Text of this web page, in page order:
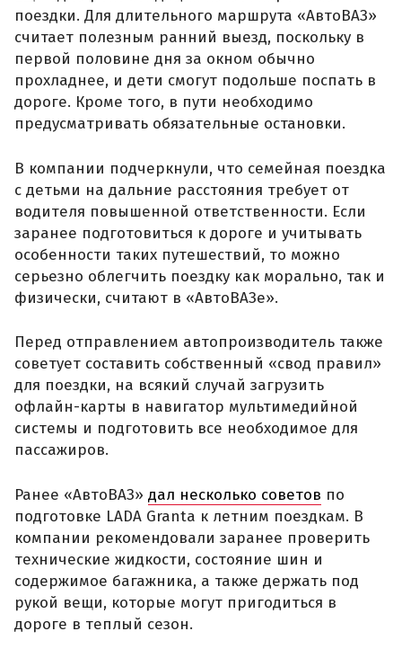
поездки. Для длительного маршрута «АвтоВАЗ»
считает полезным ранний выезд, поскольку в
первой половине дня за окном обычно
прохладнее, и дети смогут подольше поспать в
дороге. Кроме того, в пути необходимо
предусматривать обязательные остановки.
В компании подчеркнули, что семейная поездка
с детьми на дальние расстояния требует от
водителя повышенной ответственности. Если
заранее подготовиться к дороге и учитывать
особенности таких путешествий, то можно
серьезно облегчить поездку как морально, так и
физически, считают в «АвтоВАЗе».
Перед отправлением автопроизводитель также
советует составить собственный «свод правил»
для поездки, на всякий случай загрузить
офлайн-карты в навигатор мультимедийной
системы и подготовить все необходимое для
пассажиров.
Ранее «АвтоВАЗ» дал несколько советов по
подготовке LADA Granta к летним поездкам. В
компании рекомендовали заранее проверить
технические жидкости, состояние шин и
содержимое багажника, а также держать под
рукой вещи, которые могут пригодиться в
дороге в теплый сезон.